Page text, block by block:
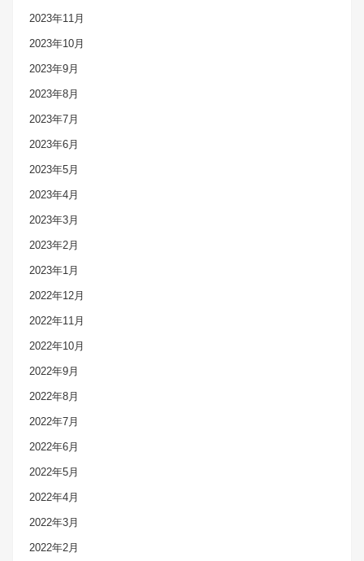
2023年11月
2023年10月
2023年9月
2023年8月
2023年7月
2023年6月
2023年5月
2023年4月
2023年3月
2023年2月
2023年1月
2022年12月
2022年11月
2022年10月
2022年9月
2022年8月
2022年7月
2022年6月
2022年5月
2022年4月
2022年3月
2022年2月